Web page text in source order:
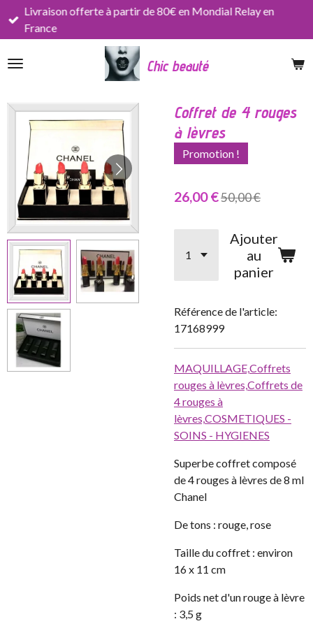
Passer
principal
Chic beauté
Livraison offerte à partir de 80€ en Mondial Relay en
France
Coffret de 4 rouges
à lèvres
Promotion !
26,00 €50,00 €
Ajouter
au
panier
Référence de l'article:
17168999
MAQUILLAGE,Coffrets
rouges à lèvres,Coffrets de
4 rouges à
lèvres,COSMETIQUES -
SOINS - HYGIENES
Superbe coffret composé
de 4 rouges à lèvres de 8 ml
Chanel
De tons : rouge, rose
Taille du coffret : environ
16 x 11 cm
Poids net d'un rouge à lèvre
: 3,5 g